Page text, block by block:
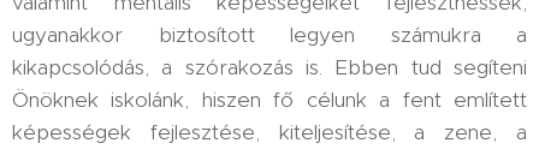
ugyanakkor biztosított legyen számukra a
kikapcsolódás, a szórakozás is. Ebben tud segíteni
Önöknek iskolánk, hiszen fő célunk a fent említett
képességek fejlesztése, kiteljesítése, a zene, a